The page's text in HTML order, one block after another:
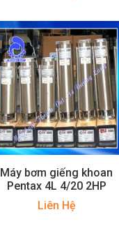
Máy bơm giếng khoan
Pentax 4L 4/20 2HP
Liên Hệ